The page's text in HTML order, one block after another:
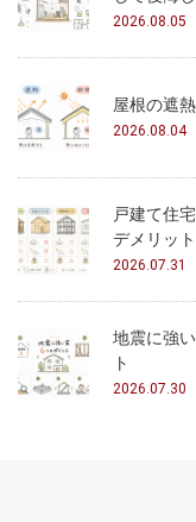
2026.08.05
屋根の遮
2026.08.04
戸建て住
デメリッ
2026.07.31
地震に強
ト
2026.07.30